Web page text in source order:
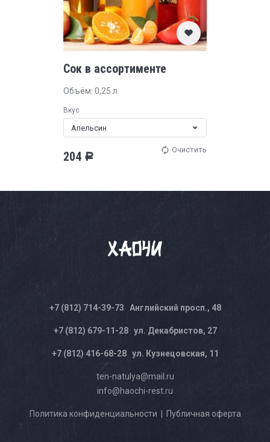
Сок в ассортименте
Объём: 0,25 л
Вкус
Апельсин
Очистить
204 Р
+7 (812) 714-39-73 Английский просп., 48
+7 (812) 679-11-28 ул. Декабристов, 27
+7 (812) 416-68-28 ул. Кузнецовская, 11
ten-natulya@mail.ru
info@haochi-rest.ru
Политика конфиденциальности Публичная оферта